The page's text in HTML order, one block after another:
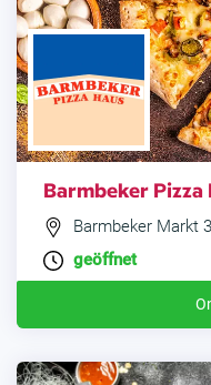
Barmbeker
Barmbeker Markt
geöffnet